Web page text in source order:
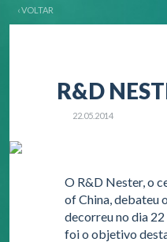
‹ VOLTAR
R&D
22.05.2014
O R&D Nester, o
of China, debateu
decorreu no dia
foi o objetivo